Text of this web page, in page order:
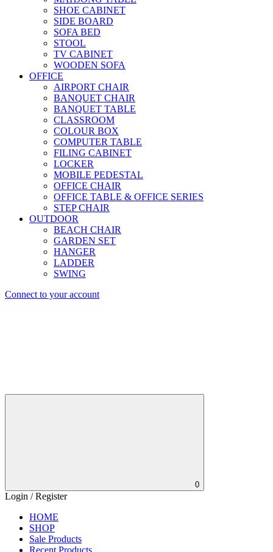
SHOE CABINET
SIDE BOARD
SOFA BED
STOOL
TV CABINET
WOODEN SOFA
OFFICE
AIRPORT CHAIR
BANQUET CHAIR
BANQUET TABLE
CLASSROOM
COLOUR BOX
COMPUTER TABLE
FILING CABINET
LOCKER
MOBILE PEDESTAL
OFFICE CHAIR
OFFICE TABLE & OFFICE SERIES
STEP CHAIR
OUTDOOR
BEACH CHAIR
GARDEN SET
HANGER
LADDER
SWING
Connect to your account
0
Login / Register
HOME
SHOP
Sale Products
Recent Products